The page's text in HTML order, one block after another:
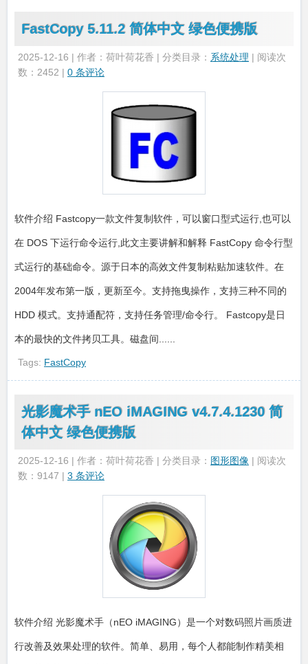
FastCopy 5.11.2 简体中文 绿色便携版
2025-12-16 | 作者：荷叶荷花香 | 分类目录： 系统处理 | 阅读次
数：2452 | 0 条评论
软件介绍 Fastcopy一款文件复制软件，可以窗口型式运行,也可以
在 DOS 下运行命令运行,此文主要讲解和解释 FastCopy 命令行型
式运行的基础命令。源于日本的高效文件复制粘贴加速软件。在
2004年发布第一版，更新至今。支持拖曳操作，支持三种不同的
HDD 模式。支持通配符，支持任务管理/命令行。 Fastcopy是日
本的最快的文件拷贝工具。磁盘间......
Tags: FastCopy
光影魔术手 nEO iMAGING v4.7.4.1230 简
体中文 绿色便携版
2025-12-16 | 作者：荷叶荷花香 | 分类目录： 图形图像 | 阅读次
数：9147 | 3 条评论
软件介绍 光影魔术手（nEO iMAGING）是一个对数码照片画质进
行改善及效果处理的软件。简单、易用，每个人都能制作精美相